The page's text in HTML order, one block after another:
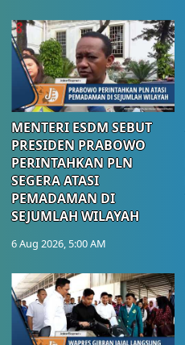
MENTERI ESDM SEBUT
PRESIDEN PRABOWO
PERINTAHKAN PLN
SEGERA ATASI
PEMADAMAN DI
SEJUMLAH WILAYAH
6 Aug 2026, 5:00 AM